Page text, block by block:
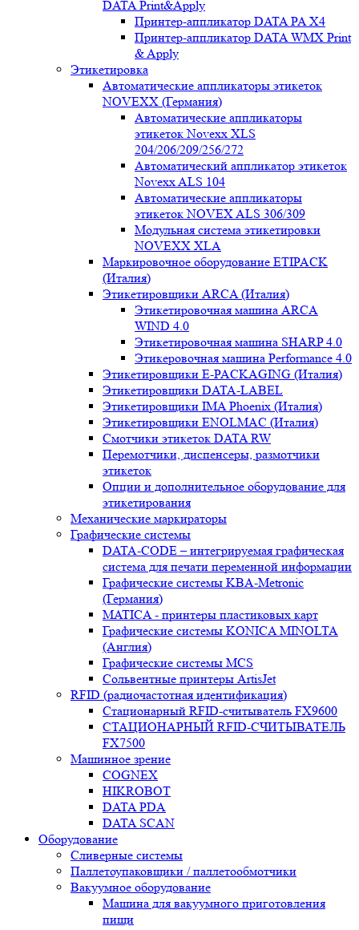
DATA Print&Apply
Принтер-аппликатор DATA PA Х4
Принтер-аппликатор DATA WMX Print
& Apply
Этикетировка
Автоматические аппликаторы этикеток
NOVEXX (Германия)
Автоматические аппликаторы
этикеток Novexx XLS
204/206/209/256/272
Автоматический аппликатор этикеток
Novexx ALS 104
Автоматические аппликаторы
этикеток NOVEX ALS 306/309
Модульная система этикетировки
NOVEXX XLA
Маркировочное оборудование ETIPACK
(Италия)
Этикетировщики ARCA (Италия)
Этикетировочная машина ARCA
WIND 4.0
Этикетировочная машина SHARP 4.0
Этикеровочная машина Performance 4.0
Этикетировщики E-PACKAGING (Италия)
Этикетировщики DATA-LABEL
Этикетировщики IMA Phoenix (Италия)
Этикетировщики ENOLMAC (Италия)
Смотчики этикеток DATA RW
Перемотчики, диспенсеры, размотчики
этикеток
Опции и дополнительное оборудование для
этикетирования
Механические маркираторы
Графические системы
DATA-CODE – интегрируемая графическая
система для печати переменной информации
Графические системы KBA-Metronic
(Германия)
MATICA - принтеры пластиковых карт
Графические системы KONICA MINOLTA
(Англия)
Графические системы MCS
Сольвентные принтеры ArtisJet
RFID (радиочастотная идентификация)
Стационарный RFID-считыватель FX9600
СТАЦИОНАРНЫЙ RFID-СЧИТЫВАТЕЛЬ
FX7500
Машинное зрение
COGNEX
HIKROBOT
DATA PDA
DATA SCAN
Оборудование
Сливерные системы
Паллетоупаковщики / паллетообмотчики
Вакуумное оборудование
Машина для вакуумного приготовления
пищи